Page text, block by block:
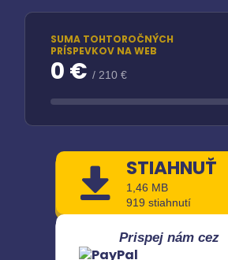
SUMA TOHTOROČNÝCH
PRÍSPEVKOV NA WEB
0 €/ 210 €
STIAHNUŤ
1,46 MB
919 stiahnutí
Prispej nám cez